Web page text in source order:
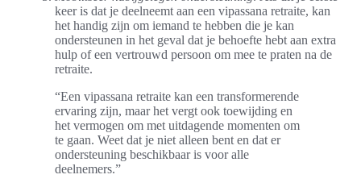
keer is dat je deelneemt aan een vipassana retraite, kan
het handig zijn om iemand te hebben die je kan
ondersteunen in het geval dat je behoefte hebt aan extra
hulp of een vertrouwd persoon om mee te praten na de
retraite.
“Een vipassana retraite kan een transformerende
ervaring zijn, maar het vergt ook toewijding en
het vermogen om met uitdagende momenten om
te gaan. Weet dat je niet alleen bent en dat er
ondersteuning beschikbaar is voor alle
deelnemers.”